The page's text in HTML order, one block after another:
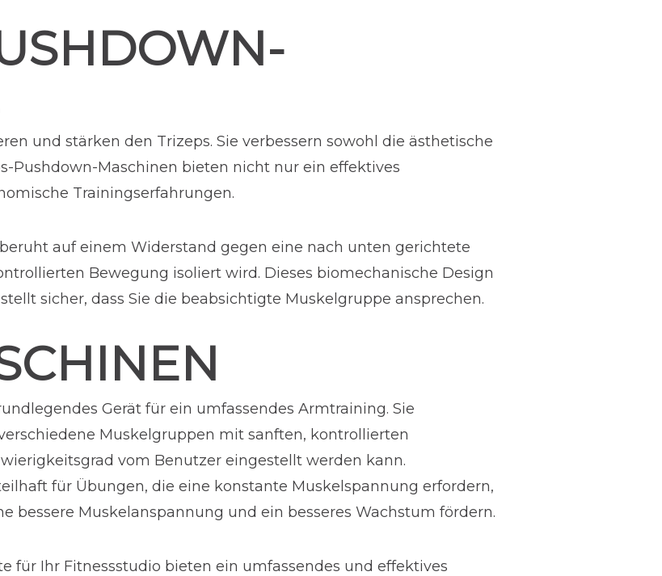
und stärken den Trizeps. Sie verbessern sowohl die ästhetische
Pushdown-Maschinen bieten nicht nur ein effektives
Trainingserfahrungen.
auf einem Widerstand gegen eine nach unten gerichtete
Bewegung isoliert wird. Dieses biomechanische Design
sicher, dass Sie die beabsichtigte Muskelgruppe ansprechen.
Gerät für ein umfassendes Armtraining. Sie
Muskelgruppen mit sanften, kontrollierten
vom Benutzer eingestellt werden kann.
für Übungen, die eine konstante Muskelspannung erfordern,
bessere Muskelanspannung und ein besseres Wachstum fördern.
für Ihr Fitnessstudio bieten ein umfassendes und effektives